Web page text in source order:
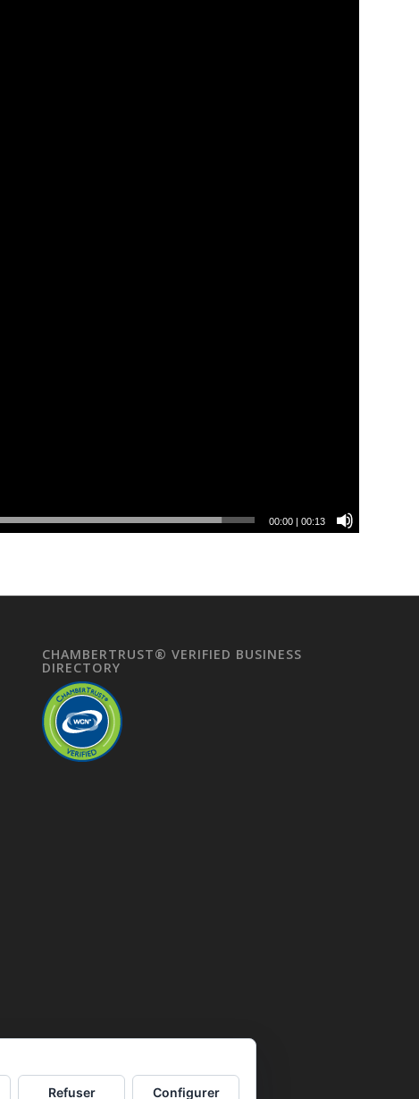
00:00 | 00:13
CHAMBERTRUST® VERIFIED BUSINESS
DIRECTORY
Refuser Configurer